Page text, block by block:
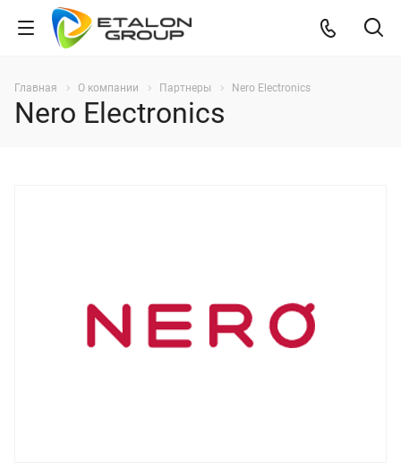
Главная О компании Партнеры Nero Electronics
Nero Electronics